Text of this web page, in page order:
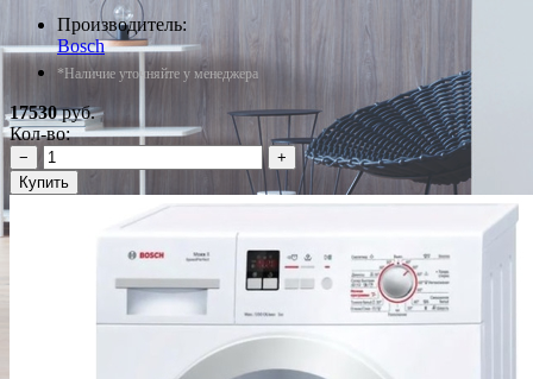
Производитель:
Bosch
*Наличие уточняйте у менеджера
17530руб.
Кол-во:
−
+
Купить